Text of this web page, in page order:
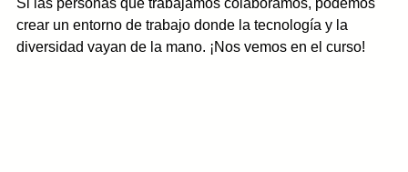
crear un entorno de trabajo donde la tecnología y la
diversidad vayan de la mano. ¡Nos vemos en el curso!